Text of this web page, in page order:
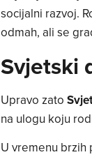
socijalni razvoj.
odmah, ali se
Svjetski
Upravo zato
na ulogu koju
U vremenu